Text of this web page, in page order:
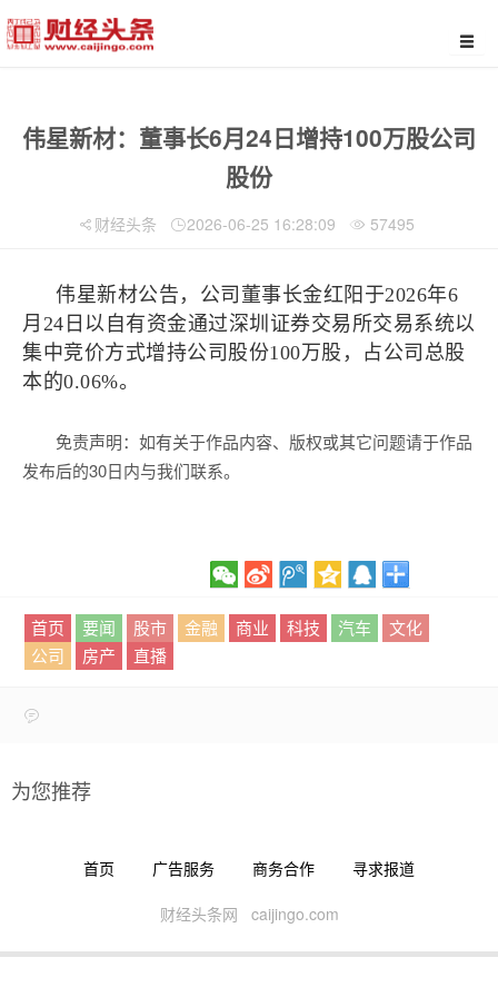
伟星新材：董事长6月24日增持100万股公司
股份
财经头条 2026-06-25 16:28:09 57495
伟星新材公告，公司董事长金红阳于2026年6
月24日以自有资金通过深圳证券交易所交易系统以
集中竞价方式增持公司股份100万股，占公司总股
本的0.06%。
免责声明：如有关于作品内容、版权或其它问题请于作品
发布后的30日内与我们联系。
首页 要闻 股市 金融 商业 科技 汽车
文化
公司
房产 直播
为您推荐
首页 广告服务 商务合作 寻求报道
财经头条网 caijingo.com